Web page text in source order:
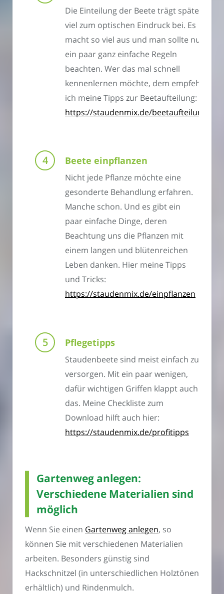
Die Einteilung der Beete trägt später
viel zum optischen Eindruck bei. Es
macht so viel aus und man sollte nur
ein paar ganz einfache Regeln
beachten. Wer das mal schnell
kennenlernen möchte, dem empfehle
ich meine Tipps zur Beetaufteilung:
https://staudenmix.de/beetaufteilung
Beete einpflanzen
Nicht jede Pflanze möchte eine
gesonderte Behandlung erfahren.
Manche schon. Und es gibt ein
paar einfache Dinge, deren
Beachtung uns die Pflanzen mit
einem langen und blütenreichen
Leben danken. Hier meine Tipps
und Tricks:
https://staudenmix.de/einpflanzen
Pflegetipps
Staudenbeete sind meist einfach zu
versorgen. Mit ein paar wenigen,
dafür wichtigen Griffen klappt auch
das. Meine Checkliste zum
Download hilft auch hier:
https://staudenmix.de/profitipps
Gartenweg anlegen:
Verschiedene Materialien sind
möglich
Wenn Sie einen Gartenweg anlegen, so
können Sie mit verschiedenen Materialien
arbeiten. Besonders günstig sind
Hackschnitzel (in unterschiedlichen Holztönen
erhältlich) und Rindenmulch.